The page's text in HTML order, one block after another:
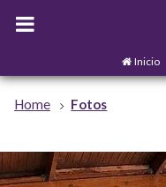
Inicio
Home Fotos